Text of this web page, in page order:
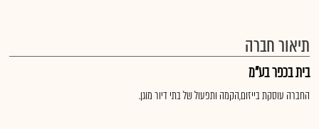
תיאור חברה
בית בכפר בע"מ
החברה עוסקת בייזום,הקמה ותפעול של בתי דיור מוגן.